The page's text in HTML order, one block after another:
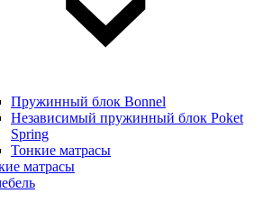
Пружинный блок Bonnel
Независимый пружинный блок Poket
Spring
Тонкие матрасы
матрасы